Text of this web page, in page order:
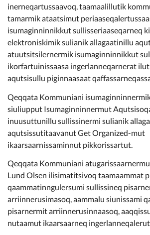
inerneqartussaavoq, taamaalillutik
tamarmik ataatsimut
isumaginninnikkut sullisseriaaseqarneq
elektroniskimik sulianik allagaatinillu
atuutsitsilernermik isumaginninnikkut
ikorfartuinissaasa ingerlanneqarnerat
aqutsisullu piginnaasaat
Qeqqata Kommuniani
siuliupput Isumaginninnermut
inuusuttunillu sullissinermi sulianik
aqutsissutitaavanut Get Organized-mut
ikaarsaarnissaminnut pikkorissartut.
Qeqqata Kommuniani
Lund Olsen ilisimatitsivoq taamaammat
qaammatinngulersumi sullissineq
arriinnerusimasoq, aammalu siunissami
pisarnermit arriinnerusinnaasoq,
nutaamut ikaarsaarneq